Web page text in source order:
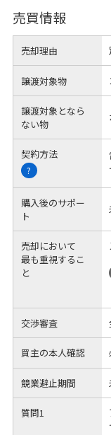
売買情報
売却理由
譲渡対象物
譲渡対象となら
ない物
契約方法
?
購入後のサポー
ト
売却において
最も重視するこ
と
交渉審査
買主の本人確認
競業避止期間
質問1